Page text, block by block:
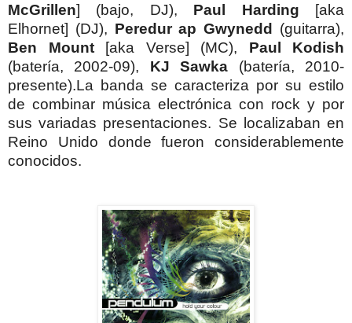
McGrillen] (bajo, DJ), Paul Harding [aka
Elhornet] (DJ), Peredur ap Gwynedd (guitarra),
Ben Mount[aka Verse] (MC), Paul Kodish
(batería, 2002-09), KJ Sawka (batería, 2010-
presente).La banda se caracteriza por su estilo
de combinar música electrónica con rock y por
sus variadas presentaciones. Se localizaban en
Reino Unido donde fueron considerablemente
conocidos.